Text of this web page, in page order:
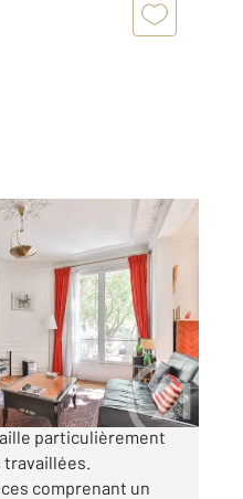
Village d'Auteuil, dans
particulièrement
comprenant un